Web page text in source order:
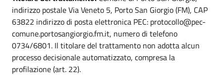
indirizzo postale Via Veneto 5, Porto San Giorgio (FM), CAP
63822 indirizzo di posta elettronica PEC: protocollo@pec-
comune.portosangiorgio.fm.it, numero di telefono
0734/6801. Il titolare del trattamento non adotta alcun
processo decisionale automatizzato, compresa la
profilazione (art. 22).